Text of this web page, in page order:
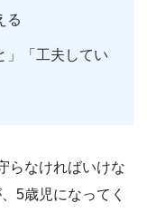
る
」「工夫してい
らなければいけな
5歳児になってく